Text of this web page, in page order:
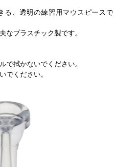
る、透明の練習用マウスピースで
なプラスチック製です。
で拭かないでください。
でください。